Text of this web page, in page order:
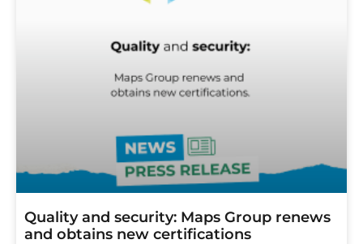
Quality and security: Maps Group renews
and obtains new certifications